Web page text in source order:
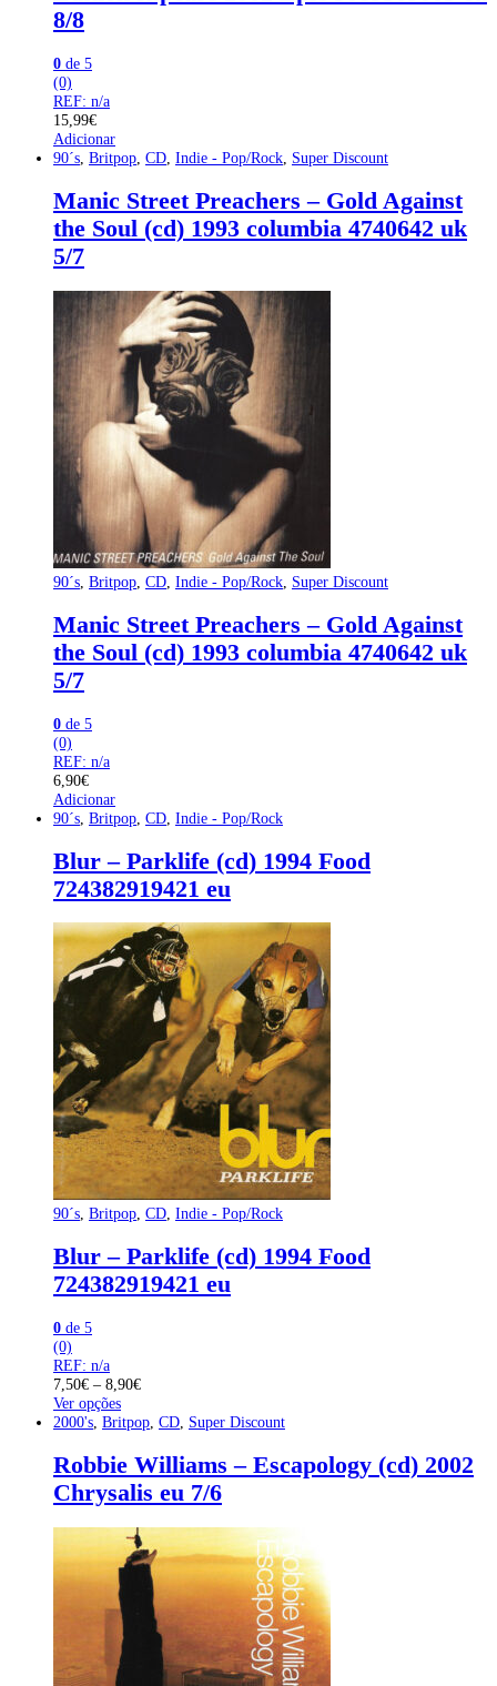
8/8
0 de 5
(0)
REF: n/a
15,99€
Adicionar
90´s Britpop CD Indie - Pop/Rock Super Discount
Manic Street Preachers – Gold Against
the Soul (cd) 1993 columbia 4740642 uk
5/7
90´s Britpop CD Indie - Pop/Rock Super Discount
Manic Street Preachers – Gold Against
the Soul (cd) 1993 columbia 4740642 uk
5/7
0 de 5
(0)
REF: n/a
6,90€
Adicionar
90´s Britpop CD Indie - Pop/Rock
Blur – Parklife (cd) 1994 Food
724382919421 eu
90´s, Britpop, CD, Indie - Pop/Rock
Blur – Parklife (cd) 1994 Food
724382919421 eu
0 de 5
(0)
REF: n/a
7,50€ – 8,90€
Ver opções
2000's, Britpop, CD, Super Discount
Robbie Williams – Escapology (cd) 2002
Chrysalis eu 7/6